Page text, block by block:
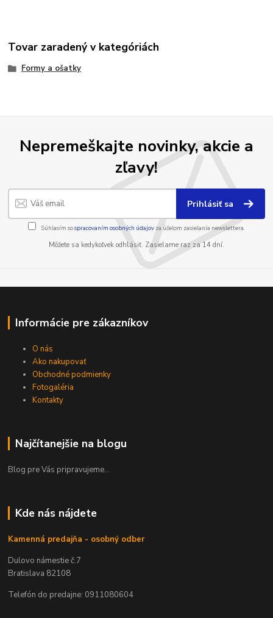
Tovar zaradený v kategóriách
Formy a ošatky
Nepremeškajte novinky, akcie a
zľavy!
Prihlásiť sa
Súhlasím sospracovaním osobných údajov za účelom zasielania newslettera.
Môžete sa kedykoľvek odhlásiť. Zasielame raz za 14 dní.
Informácie pre zákazníkov
O nás
Ako nakupovať
Obchodné podmienky
Fotogaléria
Kontakty
Najčítanejšie na blogu
Blog pre Vás pripravujeme...
Kde nás nájdete
Kamenná predajňa - osobný odber
Dulovo námestie č.7
Bratislava 82108
Telefón do predajne: 0911080604